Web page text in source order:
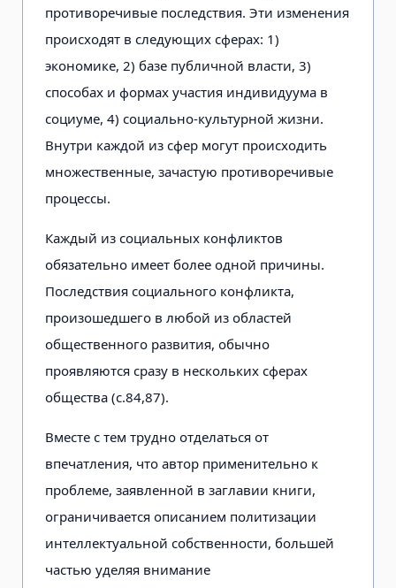
противоречивые последствия. Эти изменения
происходят в следующих сферах: 1)
экономике, 2) базе публичной власти, 3)
способах и формах участия индивидуума в
социуме, 4) социально-культурной жизни.
Внутри каждой из сфер могут происходить
множественные, зачастую противоречивые
процессы.
Каждый из социальных конфликтов
обязательно имеет более одной причины.
Последствия социального конфликта,
произошедшего в любой из областей
общественного развития, обычно
проявляются сразу в нескольких сферах
общества (с.84,87).
Вместе с тем трудно отделаться от
впечатления, что автор применительно к
проблеме, заявленной в заглавии книги,
ограничивается описанием политизации
интеллектуальной собственности, большей
частью уделяя внимание